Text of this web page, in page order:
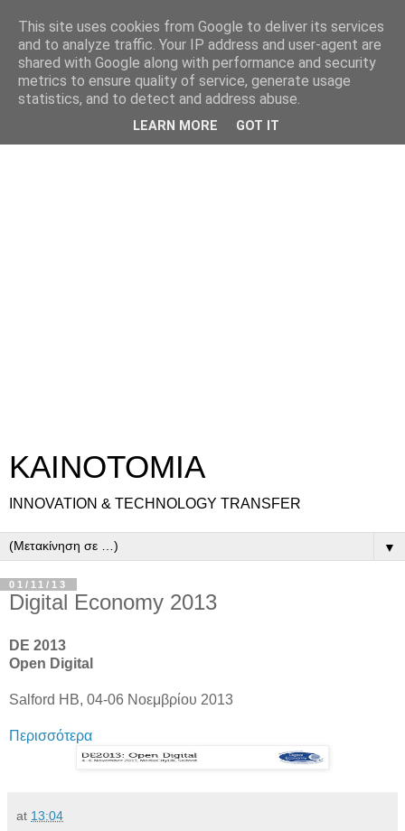
ΚΑΙΝΟΤΟΜΙΑ
INNOVATION & TECHNOLOGY TRANSFER
▼
01/11/13
Digital Economy 2013
DE 2013
Open Digital
Salford ΗΒ, 04-06 Νοεμβρίου 2013
Περισσότερα
at 13:04
This site uses cookies from Google to deliver its services
and to analyze traffic. Your IP address and user-agent are
shared with Google along with performance and security
metrics to ensure quality of service, generate usage
statistics, and to detect and address abuse.
LEARN MORE GOT IT